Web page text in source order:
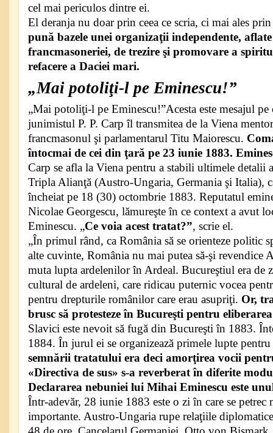
cel mai periculos dintre ei.
El deranja nu doar prin ceea ce scria, ci mai ales
pună bazele unei organizaţii independente,
francmasoneriei, de trezire şi promovare a
refacere a Daciei mari.
„Mai potoliţi-l pe Eminescu!”
„Mai potoliţi-l pe Eminescu!”Acesta este mesajul pe
junimistul P. P. Carp îl transmitea de la Viena
francmasonul şi parlamentarul Titu Maiorescu.
întocmai de cei din ţară pe 23 iunie 1883.
Carp se afla la Viena pentru a stabili ultimele detalii
Tripla Alianţă (Austro-Ungaria, Germania şi Italia),
încheiat pe 18 (30) octombrie 1883. Reputatul
Nicolae Georgescu, lămureşte în ce context a avut
Eminescu. „Ce voia acest tratat?”, scrie el.
„În primul rând, ca România să se orienteze politic
alte cuvinte, România nu mai putea să-şi revendice
muta lupta ardelenilor în Ardeal. Bucureştiul era de
cultural de ardeleni, care ridicau puternic vocea
pentru drepturile românilor care erau asupriţi. Or,
brusc să protesteze în Bucureşti pentru
Slavici este nevoit să fugă din Bucureşti în 1883.
1884. În jurul ei se organizează primele lupte
semnării tratatului era deci amorţirea vocii
«Directiva de sus» s-a reverberat în diferite
Declararea nebuniei lui Mihai Eminescu este
Într-adevăr, 28 iunie 1883 este o zi în care se petrec
importante. Austro-Ungaria rupe relaţiile